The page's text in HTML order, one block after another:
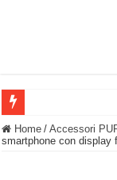
BASTA FATICARE!
Home / Accessori
smartphone con display